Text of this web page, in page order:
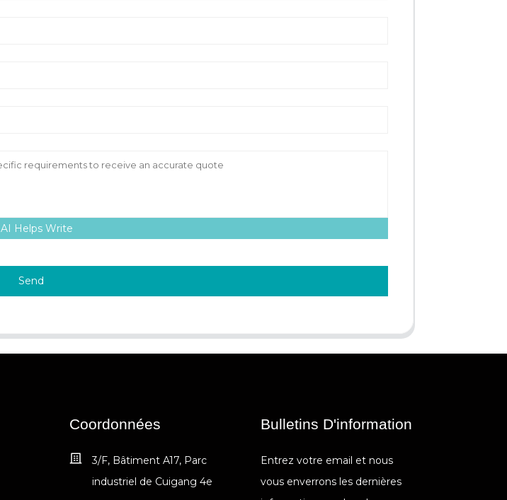
AI Helps Write
Send
Coordonnées
3/F, Bâtiment A17, Parc
industriel de Cuigang 4e
Bulletins D'information
Entrez votre email et nous
vous enverrons les dernières